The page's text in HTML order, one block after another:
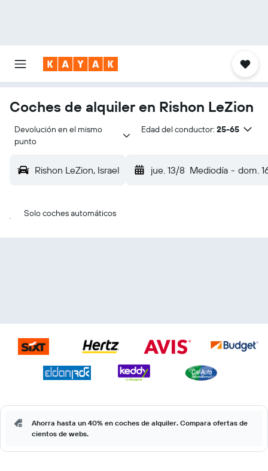
Coches de alquiler en Rishon LeZion
Devolución en el mismo
punto
Edad del conductor: 25-65
Rishon LeZion, Israel jue. 13/8 Mediodía - dom.
Solo coches automáticos
Ahorra hasta un 40% en coches de alquiler. Compara ofertas de
cientos de webs.